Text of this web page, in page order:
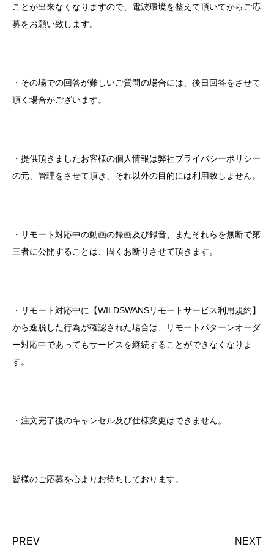
ことが出来なくなりますので、電波環境を整えて頂いてからご応
募をお願い致します。
・その場での回答が難しいご質問の場合には、後日回答をさせて
頂く場合がございます。
・提供頂きましたお客様の個人情報は弊社プライバシーポリシー
の元、管理をさせて頂き、それ以外の目的には利用致しません。
・リモート対応中の動画の録画及び録音、またそれらを無断で第
三者に公開することは、固くお断りさせて頂きます。
・リモート対応中に【WILDSWANSリモートサービス利用規約】
から逸脱した行為が確認された場合は、リモートパターンオーダ
ー対応中であってもサービスを継続することができなくなりま
す。
・注文完了後のキャンセル及び仕様変更はできません。
皆様のご応募を心よりお待ちしております。
PREV NEXT